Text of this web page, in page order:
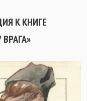
К КНИГЕ